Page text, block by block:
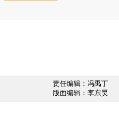
责任编辑：冯禹丁
版面编辑：李东昊